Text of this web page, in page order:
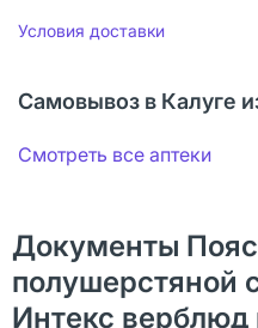
Условия доставки
Самовывоз в Калуге
Смотреть все аптеки
Документы
полушерстяной
Интекс верблюд